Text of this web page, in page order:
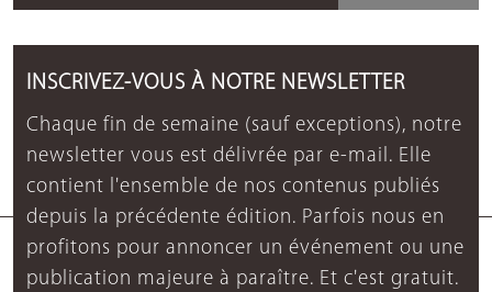
INSCRIVEZ-VOUS À NOTRE NEWSLETTER
Chaque fin de semaine (sauf exceptions), notre
newsletter vous est délivrée par e-mail. Elle
contient l'ensemble de nos contenus publiés
depuis la précédente édition. Parfois nous en
profitons pour annoncer un événement ou une
publication majeure à paraître. Et c'est gratuit.